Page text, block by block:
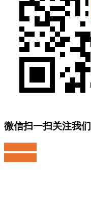
微信扫一扫关注我们